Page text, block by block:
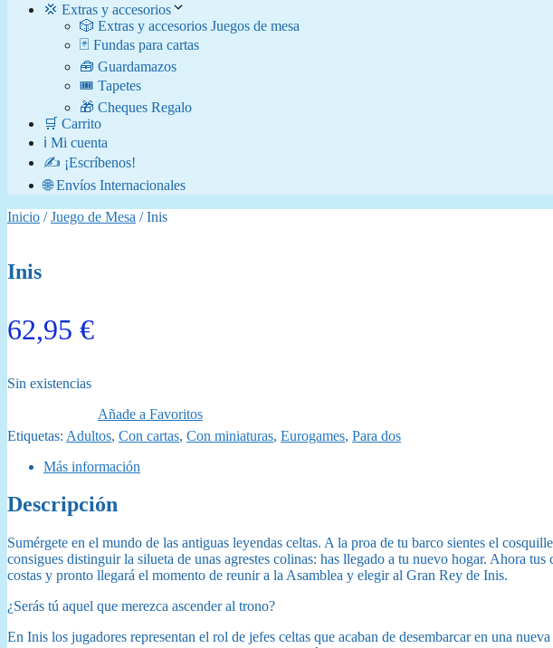
💢 Extras y accesorios
🎲 Extras y accesorios Juegos de mesa
🃏 Fundas para cartas
🧰 Guardamazos
🎟️ Tapetes
🎁 Cheques Regalo
🛒 Carrito
ℹ️ Mi cuenta
✍️ ¡Escríbenos!
🌐 Envíos Internacionales
Inicio /Juego de Mesa / Inis
Inis
62,95 €
Sin existencias
Añade a Favoritos
Etiquetas: Adultos, Con cartas, Con miniaturas, Eurogames, Para dos
Más información
Descripción
Sumérgete en el mundo de las antiguas leyendas celtas. A la proa de tu barco sientes el
consigues distinguir la silueta de unas agrestes colinas: has llegado a tu nuevo hogar. Ahora
costas y pronto llegará el momento de reunir a la Asamblea y elegir al Gran Rey de Inis.
¿Serás tú aquel que merezca ascender al trono?
En Inis los jugadores representan el rol de jefes celtas que acaban de desembarcar en una